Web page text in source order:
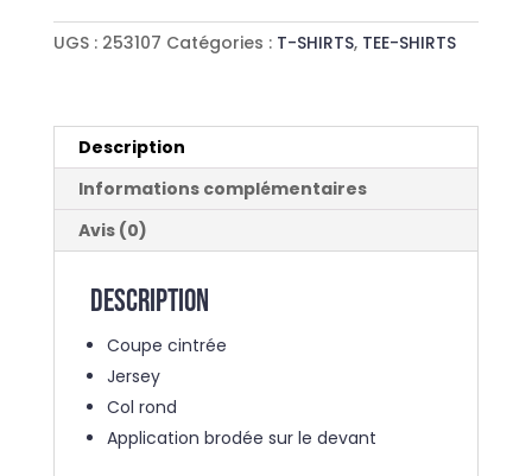
AMOUR
UGS : 253107 Catégories : T-SHIRTS, TEE-SHIRTS
Description
Informations complémentaires
Avis (0)
Description
Coupe cintrée
Jersey
Col rond
Application brodée sur le devant